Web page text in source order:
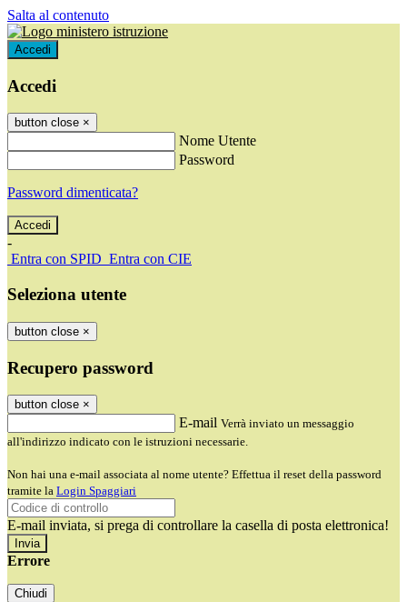
Salta al contenuto
Accedi
Accedi
button close ×
Nome Utente
Password
Password dimenticata?
-
Entra con SPID Entra con CIE
Seleziona utente
button close ×
Recupero password
button close ×
E-mail Verrà inviato un messaggio
all'indirizzo indicato con le istruzioni necessarie.
Non hai una e-mail associata al nome utente? Effettua il reset della password
tramite la Login Spaggiari
E-mail inviata, si prega di controllare la casella di posta elettronica!
Errore
Chiudi